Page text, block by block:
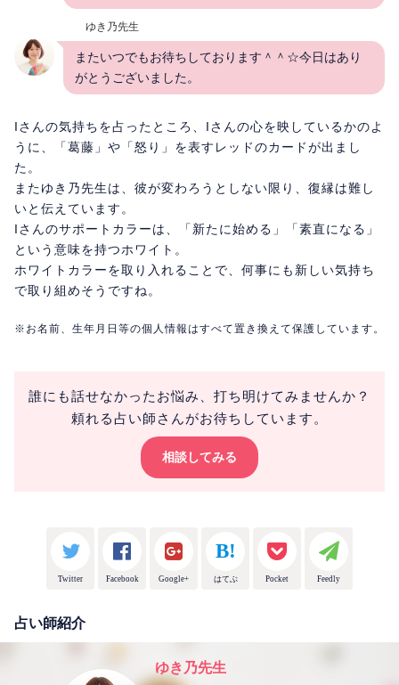
ゆき乃先生
またいつでもお待ちしております＾＾☆今日はあり
がとうございました。
Iさんの気持ちを占ったところ、Iさんの心を映しているかのよ
うに、「葛藤」や「怒り」を表すレッドのカードが出まし
た。
またゆき乃先生は、彼が変わろうとしない限り、復縁は難し
いと伝えています。
Iさんのサポートカラーは、「新たに始める」「素直になる」
という意味を持つホワイト。
ホワイトカラーを取り入れることで、何事にも新しい気持ち
で取り組めそうですね。
※お名前、生年月日等の個人情報はすべて置き換えて保護しています。
誰にも話せなかったお悩み、打ち明けてみませんか？
頼れる占い師さんがお待ちしています。
相談してみる
Twitter Facebook Google+ はてぶ Pocket Feedly
占い師紹介
ゆき乃先生